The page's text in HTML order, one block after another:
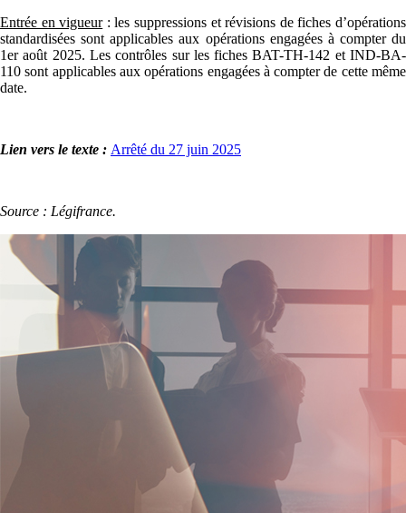
Entrée en vigueur: les suppressions et révisions de fiches d’opérations
standardisées sont applicables aux opérations engagées à compter du
1er août 2025. Les contrôles sur les fiches BAT-TH-142 et IND-BA-
110 sont applicables aux opérations engagées à compter de cette même
date.
Lien vers le texte : Arrêté du 27 juin 2025
Source : Légifrance.